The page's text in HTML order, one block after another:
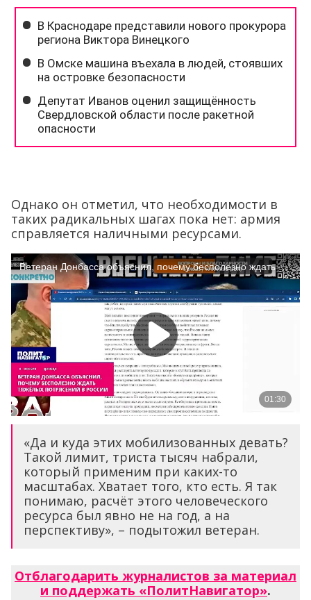
Однако он отметил, что необходимости в
таких радикальных шагах пока нет: армия
справляется наличными ресурсами.
«Да и куда этих мобилизованных девать?
Такой лимит, триста тысяч набрали,
который применим при каких-то
масштабах. Хватает того, кто есть. Я так
понимаю, расчёт этого человеческого
ресурса был явно не на год, а на
перспективу», – подытожил ветеран.
Отблагодарить журналистов за материал
и поддержать «ПолитНавигатор».